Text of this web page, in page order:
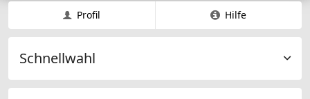
Profil Hilfe
Schnellwahl